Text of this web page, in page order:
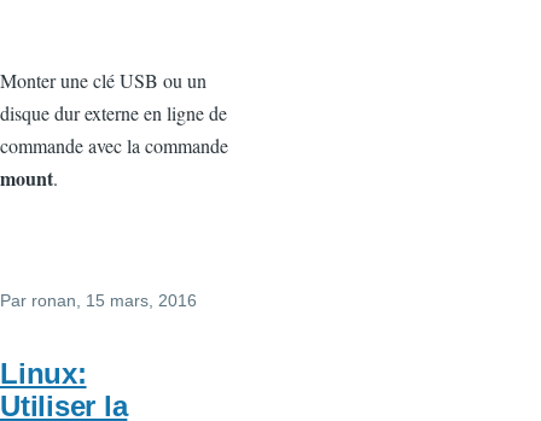
Monter une clé USB ou un
disque dur externe en ligne de
commande avec la commande
mount.
Par ronan , 15 mars, 2016
Linux:
Utiliser la